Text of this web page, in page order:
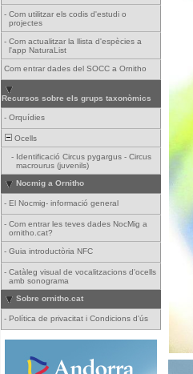
- Com utilitzar els codis d'estudi o
projectes
- Com actualitzar la llista d'espècies a
l'app NaturaList
Com entrar dades del SOCC a Ornitho
Recursos sobre els grups taxonòmics
- Orquídies
Ocells
- Identificació Circus pygargus - Circus
macrourus (juvenils)
Nocmig a Ornitho
- El Nocmig- informació general
- Com entrar les teves dades NocMig a
ornitho.cat?
- Guia introductòria NFC
- Catàleg visual de vocalitzacions d'ocells
amb sonograma
Sobre ornitho.cat
- Política de privacitat i Condicions d'ús